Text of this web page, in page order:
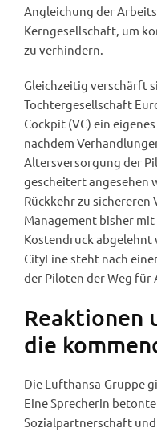
Angleichung der
Kerngesellschaft, um
zu verhindern.
Gleichzeitig verschärft
Tochtergesellschaft
Cockpit (VC) ein
nachdem
Altersversorgung der
gescheitert angesehen
Rückkehr zu
Management bisher
Kostendruck abgelehnt
CityLine steht nach
der Piloten der Weg
Reaktionen
die
Die Lufthansa-Gruppe
Eine Sprecherin
Sozialpartnerschaft